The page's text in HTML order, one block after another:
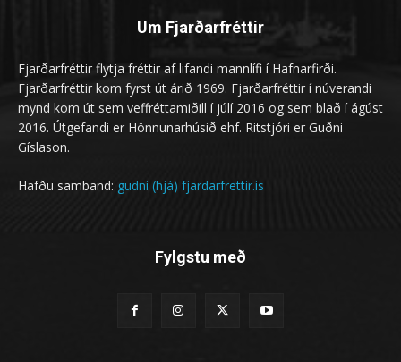
Um Fjarðarfréttir
Fjarðarfréttir flytja fréttir af lifandi mannlífi í Hafnarfirði.
Fjarðarfréttir kom fyrst út árið 1969. Fjarðarfréttir í núverandi
mynd kom út sem veffréttamiðill í júlí 2016 og sem blað í ágúst
2016. Útgefandi er Hönnunarhúsið ehf. Ritstjóri er Guðni
Gíslason.
Hafðu samband: gudni (hjá) fjardarfrettir.is
Fylgstu með